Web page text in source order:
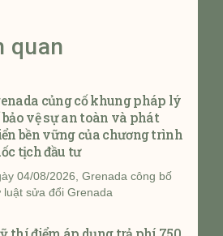
quan
củng cố khung pháp lý
bảo vệ sự an toàn và phát
bền vững của chương trình
tịch đầu tư
04/08/2026, Grenada công bố
luật sửa đổi Grenada